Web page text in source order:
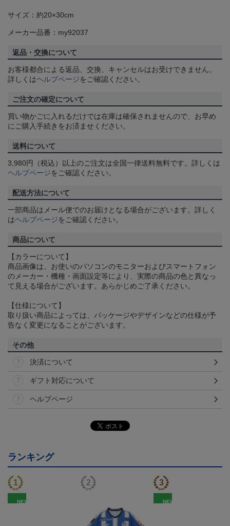
サイズ：約20×30cm
メーカー品番：my92037
返品・交換について
お客様都合による返品、交換、キャンセルはお受けできません。
詳しくはヘルプページをご確認ください。
ご注文の確定について
買い物かごに入れるだけでは在庫は確保されませんので、お早め
にご購入手続きをお済ませください。
送料について
3,980円（税込）以上のご注文は全国一律送料無料です。詳しくは
ヘルプページをご確認ください。
配送方法について
一部商品はメール便でのお届けとなる場合がございます。詳しく
はヘルプページをご確認ください。
商品について
【カラーについて】
商品画像は、お使いのパソコンのモニターおよびスマートフォン
のメーカー・機種・画面設定等により、実際の商品の色と異なっ
て見える場合がございます。あらかじめご了承ください。
【仕様について】
取り扱い商品によっては、パッケージやデザインなどの仕様が予
告なく変更になることがございます。
その他
決済について
ギフト対応について
ヘルプページ
ランキング
NEW NEW